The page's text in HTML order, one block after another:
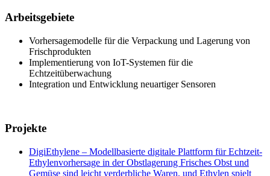
Arbeitsgebiete
Vorhersagemodelle für die Verpackung und Lagerung von
Frischprodukten
Implementierung von IoT-Systemen für die
Echtzeitüberwachung
Integration und Entwicklung neuartiger Sensoren
Projekte
DigiEthylene – Modellbasierte digitale Plattform für Echtzeit-
Ethylenvorhersage in der Obstlagerung Frisches Obst und
Gemüse sind leicht verderbliche Waren, und Ethylen spielt